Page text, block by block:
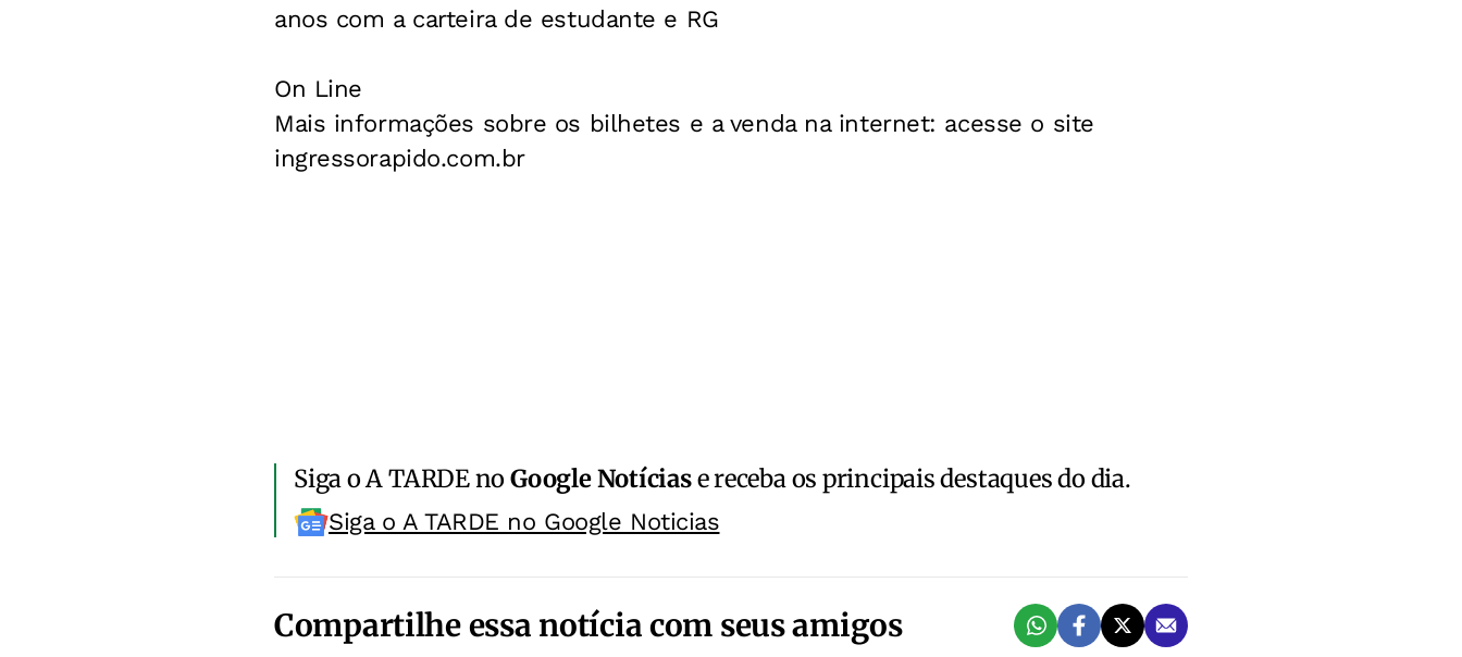
anos com a carteira de estudante e RG
On Line
Mais informações sobre os bilhetes e a venda na internet: acesse o site
ingressorapido.com.br
Siga o A TARDE noGoogle Notíciase receba os principais destaques do dia.
Siga o A TARDE no Google Noticias
Compartilhe essa notícia com seus amigos